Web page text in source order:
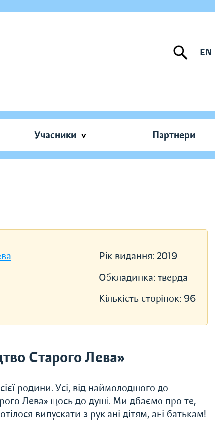
EN
Учасники Партнери
Рік видання: 2019
Обкладинка: тверда
Кількість сторінок: 96
Старого Лева»
родини. Усі, від наймолодшого до
Лева» щось до душі. Ми дбаємо про те,
випускати з рук ані дітям, ані батькам!